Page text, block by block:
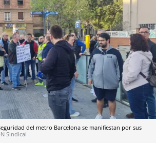
del metro Barcelona se manifiestan por sus
Sindical